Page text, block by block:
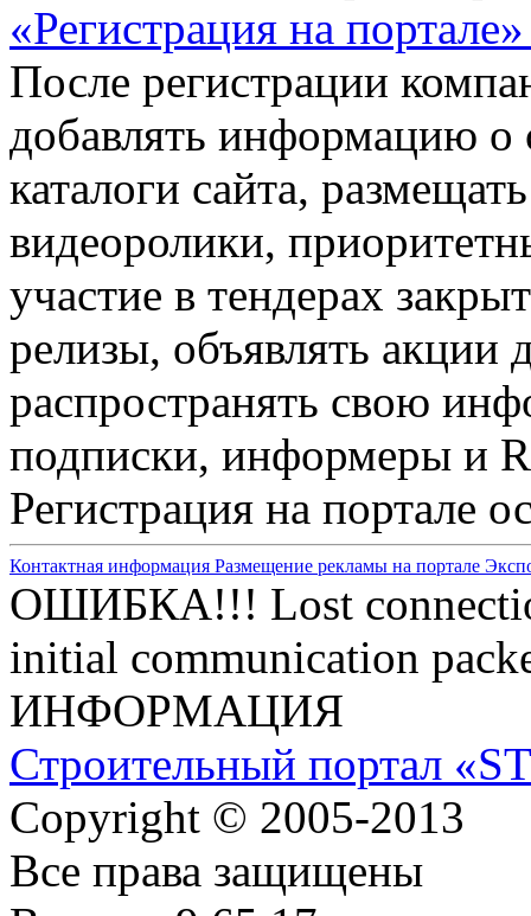
«Регистрация на
После регистрации
добавлять информацию о
каталоги сайта,
видеоролики,
участие в тендерах
релизы, объявлять акции
распространять свою
подписки, информеры и
Регистрация на портале
Контактная информация Размещение рекламы на портале
ОШИБКА!!! Lost
initial communication
ИНФОРМАЦИЯ
Строительный портал
Copyright © 2005-2013
Все права защищены